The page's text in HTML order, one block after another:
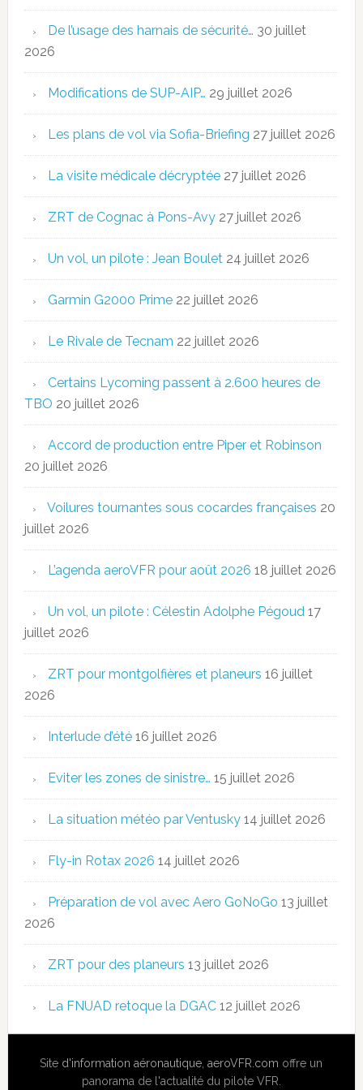
De l’usage des harnais de sécurité… 30 juillet
2026
Modifications de SUP-AIP… 29 juillet 2026
Les plans de vol via Sofia-Briefing 27 juillet 2026
La visite médicale décryptée 27 juillet 2026
ZRT de Cognac à Pons-Avy 27 juillet 2026
Un vol, un pilote : Jean Boulet 24 juillet 2026
Garmin G2000 Prime 22 juillet 2026
Le Rivale de Tecnam 22 juillet 2026
Certains Lycoming passent à 2.600 heures de
TBO 20 juillet 2026
Accord de production entre Piper et Robinson
20 juillet 2026
Voilures tournantes sous cocardes françaises 20
juillet 2026
L’agenda aeroVFR pour août 2026 18 juillet 2026
Un vol, un pilote : Célestin Adolphe Pégoud 17
juillet 2026
ZRT pour montgolfières et planeurs 16 juillet
2026
Interlude d’été 16 juillet 2026
Eviter les zones de sinistre… 15 juillet 2026
La situation météo par Ventusky 14 juillet 2026
Fly-in Rotax 2026 14 juillet 2026
Préparation de vol avec Aero GoNoGo 13 juillet
2026
ZRT pour des planeurs 13 juillet 2026
La FNUAD retoque la DGAC 12 juillet 2026
Site d'information aéronautique ,aeroVFR.com offre un
panorama de l'actualité du pilote VFR.